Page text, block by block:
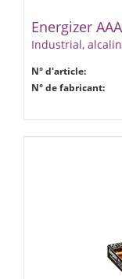
Energizer
Industrial,
N° d'article:
N° de fabricant: